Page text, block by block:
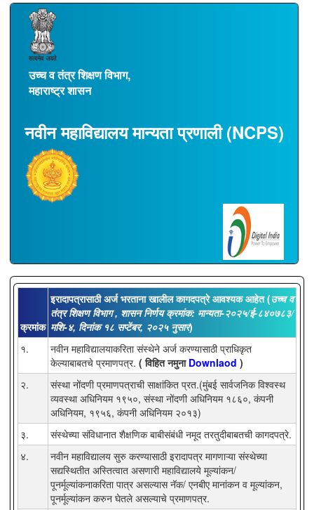
उच्च व तंत्र शिक्षण विभाग,
महाराष्ट्र शासन
नवीन महाविद्यालय मान्यता प्रणाली (NCPS)
क्रमांक
इरादापत्रासाठी अर्ज भरताना खालील कागदपत्रे आवश्यक आहेत (उच्च व
तंत्र शिक्षण विभाग , शासन निर्णय क्रमांक: मान्यता-२०२५/ई-८४०७८३/
मशि-४, दिनांक १८ सप्टेंबर, २०२५ नुसार)
१.
नवीन महाविद्यालयाकरिता संस्थेने अर्ज करण्यासाठी प्राधिकृत
केल्याबाबतचे प्रमाणपत्र. ( विहित नमुना Downlaod )
२.
संस्था नोंदणी प्रमाणपत्राची साक्षांकित प्रत.(मुंबई सार्वजनिक विश्वस्थ
व्यवस्था अधिनियम १९५०, संस्था नोंदणी अधिनियम १८६०, कंपनी
अधिनियम, १९५६, कंपनी अधिनियम २०१३)
३.
संस्थेच्या संविधानात शैक्षणिक बाबीसंबंधी नमूद तरतुदीबाबतची कागदपत्रे.
४.
नवीन महाविद्यालय सुरु करण्यासाठी इरादापत्र मागणाऱ्या संस्थेच्या
सद्यस्थितीत अस्तित्वात असणारी महाविद्यालये मूल्यांकन/
पूनर्मूल्यांकनाकरिता पात्र असल्यास नॅक/ एनबीए मानांकन व मूल्यांकन,
पूनर्मूल्यांकन करुन घेतले असल्याचे प्रमाणपत्र.